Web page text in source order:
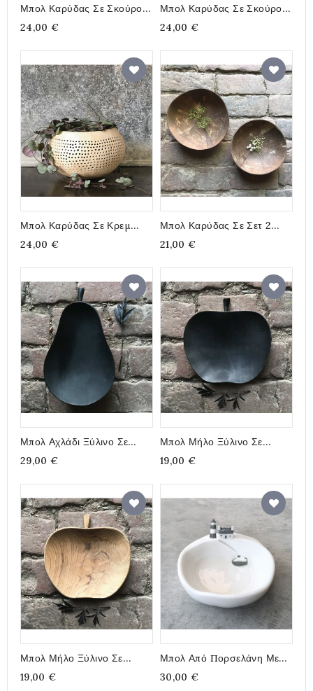
Μπολ Καρύδας Σε Σκούρο
Καφέ Με Κάθετες Γραμμές
13εκ.
24,00 €
Μπολ Καρύδας Σε Σκούρο
Καφέ Με Οριζόντιες
Γραμμές 13εκ.
24,00 €
Μπολ Καρύδας Σε Κρεμ
13εκ.
24,00 €
Μπολ Καρύδας Σε Σετ 2
21,00 €
Μπολ Αχλάδι Ξύλινο Σε
Μαύρο Χρώμα 14εκ.
29,00 €
Μπολ Μήλο Ξύλινο Σε
Μαύρο Χρώμα 14x13εκ.
19,00 €
Μπολ Μήλο Ξύλινο Σε
Φυσικό Χρώμα 14x13εκ.
19,00 €
Μπολ Από Πορσελάνη Με
Φάρο Και Σκαλιά 10,7x4,5
Εκ.
30,00 €